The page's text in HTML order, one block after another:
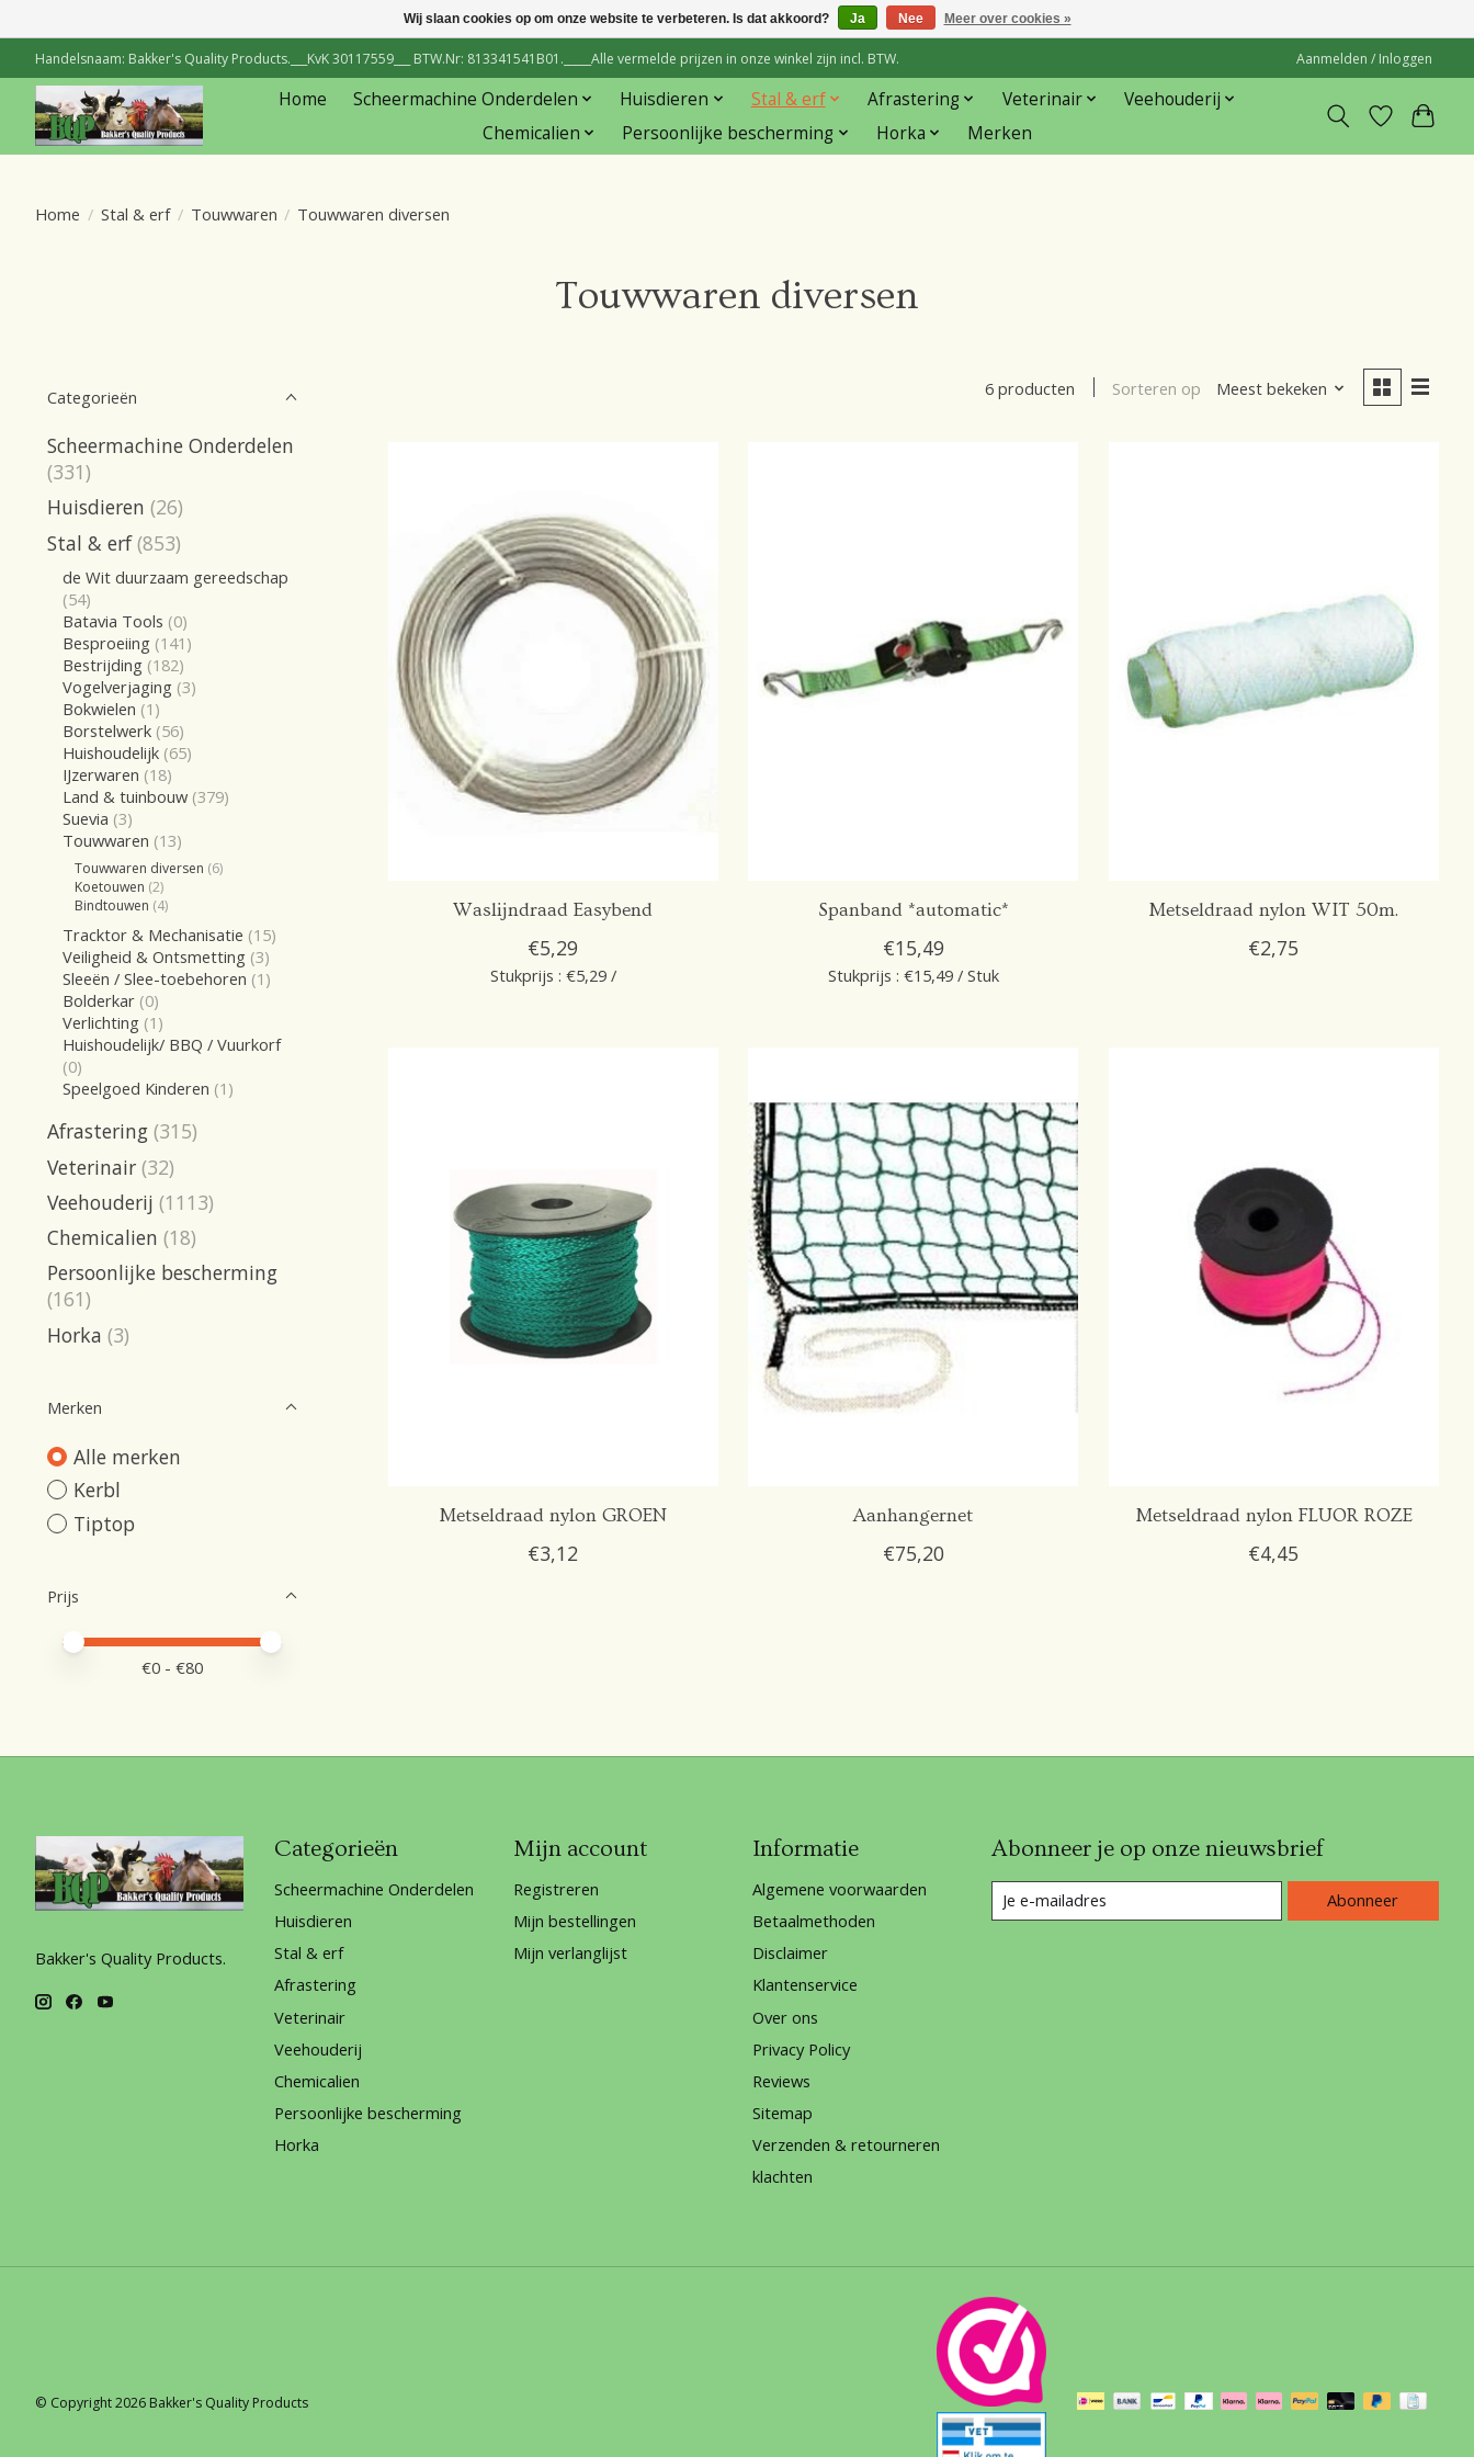
Handelsnaam: Bakker's Quality Products.___KvK 30117559___ BTW.Nr: 813341541B01._____Alle vermelde prijzen in onze winkel zijn incl. BTW. Aanmelden / Inloggen
Home Scheermachine Onderdelen Huisdieren Stal & erf Afrastering Veterinair
Veehouderij
Chemicalien
Persoonlijke bescherming Horka Merken
Home / Stal & erf / Touwwaren / Touwwaren diversen
Touwwaren diversen
Categorieën
Scheermachine Onderdelen
(331)
Huisdieren (26)
Stal & erf (853)
de Wit duurzaam gereedschap
(54)
Batavia Tools (0)
Besproeiing (141)
Bestrijding (182)
Vogelverjaging (3)
Bokwielen (1)
Borstelwerk (56)
Huishoudelijk (65)
IJzerwaren (18)
Land & tuinbouw (379)
Suevia (3)
Touwwaren (13)
Touwwaren diversen (6)
Koetouwen (2)
Bindtouwen (4)
Tracktor & Mechanisatie (15)
Veiligheid & Ontsmetting (3)
Sleeën / Slee-toebehoren (1)
Bolderkar (0)
Verlichting (1)
Huishoudelijk/ BBQ / Vuurkorf
(0)
Speelgoed Kinderen (1)
Afrastering (315)
Veterinair (32)
Veehouderij (1113)
Chemicalien (18)
Persoonlijke bescherming
(161)
Horka (3)
Merken
Alle merken
Kerbl
Tiptop
Prijs
Minimale prijswaarde
Price maximum value
€0 - €80
6 producten Sorteren op Meest bekeken
Waslijndraad Easybend
€5,29
Stukprijs : €5,29 /
Spanband *automatic*
€15,49
Stukprijs : €15,49 / Stuk
Metseldraad nylon WIT 50m.
€2,75
Metseldraad nylon GROEN
€3,12
Aanhangernet
€75,20
Metseldraad nylon FLUOR ROZE
€4,45
Bakker's Quality Products.
Categorieën
Scheermachine Onderdelen
Huisdieren
Stal & erf
Afrastering
Veterinair
Veehouderij
Chemicalien
Persoonlijke bescherming
Horka
Mijn account
Registreren
Mijn bestellingen
Mijn verlanglijst
Informatie
Algemene voorwaarden
Betaalmethoden
Disclaimer
Klantenservice
Over ons
Privacy Policy
Reviews
Sitemap
Verzenden & retourneren
klachten
Abonneer je op onze nieuwsbrief
Abonneer
© Copyright 2026 Bakker's Quality Products
Wij slaan cookies op om onze website te verbeteren. Is dat akkoord? Ja Nee Meer over cookies »